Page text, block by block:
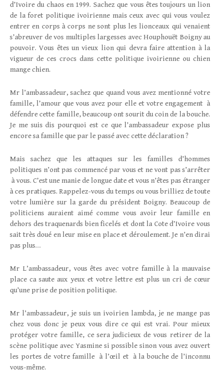
d’Ivoire du chaos en 1999. Sachez que vous êtes toujours un lion
de la foret politique ivoirienne mais ceux avec qui vous voulez
entrer en corps à corps ne sont plus les lionceaux qui venaient
s’abreuver de vos multiples largesses avec Houphouët Boigny au
pouvoir. Vous êtes un vieux lion qui devra faire attention à la
vigueur de ces crocs dans cette politique ivoirienne ou chien
mange chien.
Mr l’ambassadeur, sachez que quand vous avez mentionné votre
famille, l’amour que vous avez pour elle et votre engagement à
défendre cette famille, beaucoup ont sourit du coin de la bouche.
Je me suis dis pourquoi est ce que l’ambassadeur expose plus
encore sa famille que par le passé avec cette déclaration ?
Mais sachez que les attaques sur les familles d’hommes
politiques n’ont pas commencé par vous et ne vont pas s’arrêter
à vous. C’est une manie de longue date et vous n’êtes pas étranger
à ces pratiques. Rappelez-vous du temps ou vous brilliez de toute
votre lumière sur la garde du président Boigny. Beaucoup de
politiciens auraient aimé comme vous avoir leur famille en
dehors des traquenards bien ficelés et dont la Cote d’Ivoire vous
sait très doué en leur mise en place et déroulement. Je n’en dirai
pas plus…
Mr L’ambassadeur, vous êtes avec votre famille à la mauvaise
place ca saute aux yeux et votre lettre est plus un cri de cœur
qu’une prise de position politique.
Mr l’ambassadeur, je suis un ivoirien lambda, je ne mange pas
chez vous donc je peux vous dire ce qui est vrai. Pour mieux
protéger votre famille, ce sera judicieux de vous retirer de la
scène politique avec Yasmine si possible sinon vous avez ouvert
les portes de votre famille à l’œil et à la bouche de l’inconnu
vous-même.